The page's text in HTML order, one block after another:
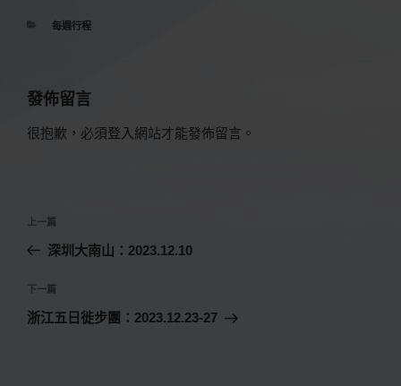
分
每週行程
發佈留言
很抱歉，必須登入 網站才能發佈留言。
文
覽
上
一
文
章
上一篇
深圳大南山：2023.12.10
下
一
下一篇
浙江五日徙步團：2023.12.23-27